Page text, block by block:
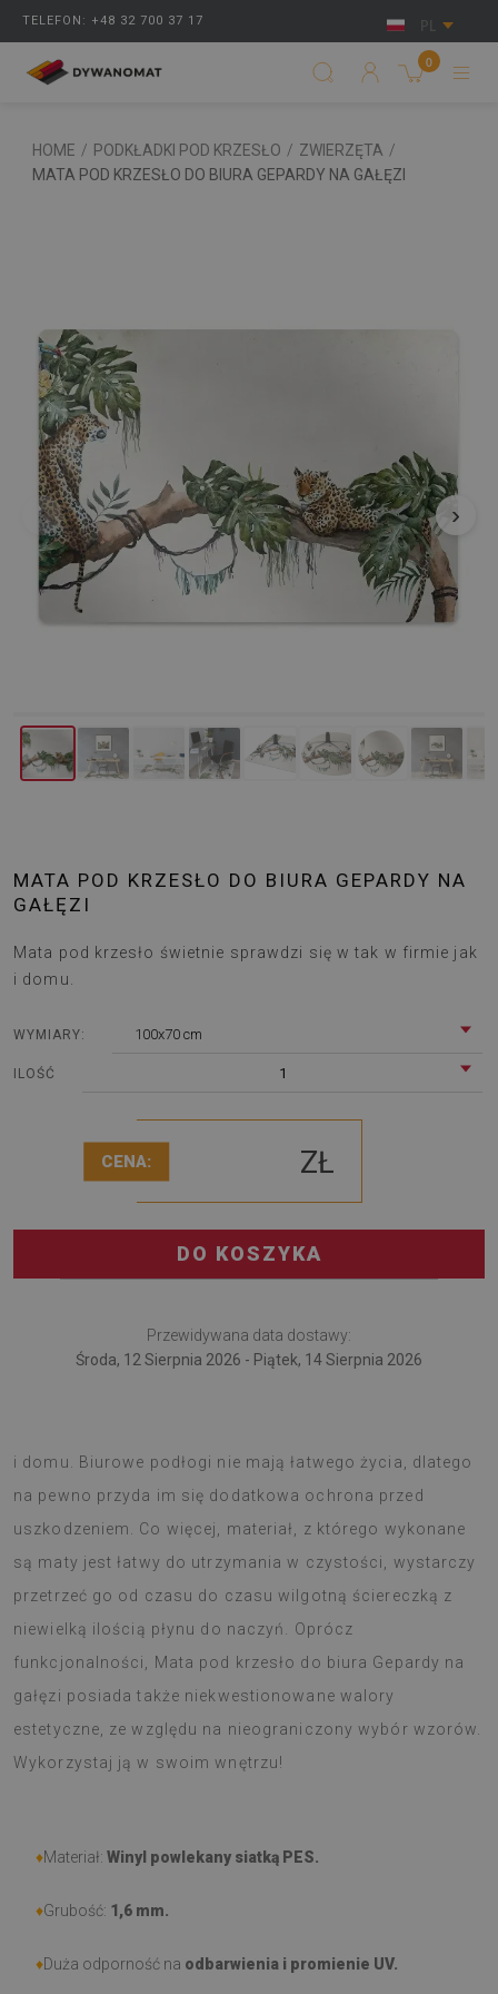
TELEFON: +48 32 700 37 17 PL
0
HOME / PODKŁADKI POD KRZESŁO / ZWIERZĘTA /
MATA POD KRZESŁO DO BIURA GEPARDY NA GAŁĘZI
‹ ›
MATA POD KRZESŁO DO BIURA GEPARDY NA
GAŁĘZI
Mata pod krzesło świetnie sprawdzi się w tak w firmie jak
i domu.
WYMIARY: 100x70 cm
ILOŚĆ 1
CENA: ZŁ
DO KOSZYKA
Przewidywana data dostawy:
Środa, 12 Sierpnia 2026 - Piątek, 14 Sierpnia 2026
i domu. Biurowe podłogi nie mają łatwego życia, dlatego
na pewno przyda im się dodatkowa ochrona przed
uszkodzeniem. Co więcej, materiał, z którego wykonane
są maty jest łatwy do utrzymania w czystości, wystarczy
przetrzeć go od czasu do czasu wilgotną ściereczką z
niewielką ilością płynu do naczyń. Oprócz
funkcjonalności, Mata pod krzesło do biura Gepardy na
gałęzi posiada także niekwestionowane walory
estetyczne, ze względu na nieograniczony wybór wzorów.
Wykorzystaj ją w swoim wnętrzu!
♦Materiał: Winyl powlekany siatką PES.
♦Grubość: 1,6 mm.
♦Duża odporność na odbarwienia i promienie UV.